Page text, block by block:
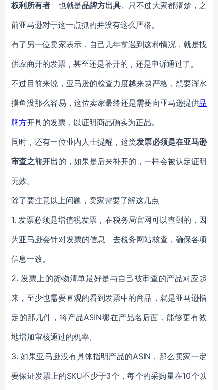
权利所有者 ，也就是品牌方出具。只不过大家都清楚，之
前亚马逊对于这一点抓的并没有这么严格。
有了另一位卖家表示，自己几年前遇到这种情况，就是找
供应商开的发票，甚至还是补开的，还是申诉通过了。
不过目前来说，亚马逊的检查力度越来越严格，想要浑水
摸鱼没那么容易，这位卖家最终还是需要向亚马逊提供品
牌方开具的发票，以证明商品确实为正品。
同时，还有一位业内人士提醒，这类发票必须是在亚马逊
审查之前开出的，如果是后来补开的，一样会被认定证明
无效。
除了要注意以上问题，卖家需要了解这几点：
1. 发票必须是增值税发票，在税务局官网可以查到的，因
为亚马逊会针对发票的信息，去税务网站核查，确保各项
信息一致。
2. 发票上的货物清单最好是与自己被审查的产品对应起
来，至少也需要直观的看到发票中的商品，就是亚马逊指
定的那几件，将产品ASIN缀在产品名后面，能够更有效
地增加审核通过的机率。
3. 如果亚马逊没有具体指明产品的ASIN，那么卖家一定
要保证发票上的SKU不少于3个，每个的采购量在10个以